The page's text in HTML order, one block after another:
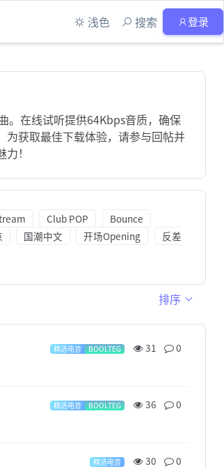
浅色 搜索 登录
。在线试听提供64Kbps音质，确保
获取最佳下载体验，请参与回帖并
！
Club POP
Bounce
国潮中文 开场Opening
反差
排序
精选电音 BOOLTEG 31 0
精选电音 BOOLTEG 36 0
精选电音 30 0